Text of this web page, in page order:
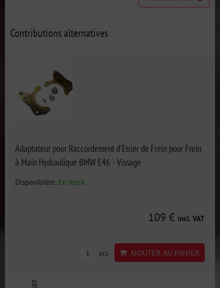
Contributions alternatives
Adaptateur pour Raccordement d'Étrier de Frein pour Frein
à Main Hydraulique BMW E46 - Vissage
Disponibilité: En stock
109 € incl. VAT
pcs AJOUTER AU PANIER